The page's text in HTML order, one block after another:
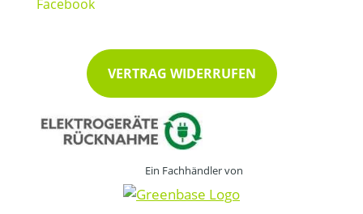
VERTRAG WIDERRUFEN
Ein Fachhändler von